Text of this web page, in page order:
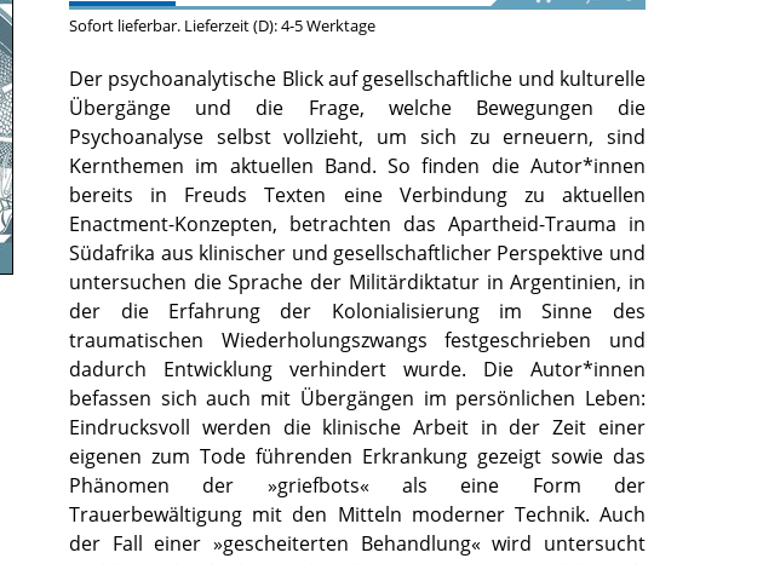
Sofort lieferbar. Lieferzeit (D): 4-5 Werktage
Der psychoanalytische Blick auf gesellschaftliche und kulturelle
Übergänge und die Frage, welche Bewegungen die
Psychoanalyse selbst vollzieht, um sich zu erneuern, sind
Kernthemen im aktuellen Band. So finden die Autor*innen
bereits in Freuds Texten eine Verbindung zu aktuellen
Enactment-Konzepten, betrachten das Apartheid-Trauma in
Südafrika aus klinischer und gesellschaftlicher Perspektive und
untersuchen die Sprache der Militärdiktatur in Argentinien, in
der die Erfahrung der Kolonialisierung im Sinne des
traumatischen Wiederholungszwangs festgeschrieben und
dadurch Entwicklung verhindert wurde. Die Autor*innen
befassen sich auch mit Übergängen im persönlichen Leben:
Eindrucksvoll werden die klinische Arbeit in der Zeit einer
eigenen zum Tode führenden Erkrankung gezeigt sowie das
Phänomen der »griefbots« als eine Form der
Trauerbewältigung mit den Mitteln moderner Technik. Auch
der Fall einer »gescheiterten Behandlung« wird untersucht